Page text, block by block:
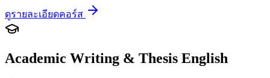
ดูรายละเอียดคอร์ส
Academic Writing & Thesis English